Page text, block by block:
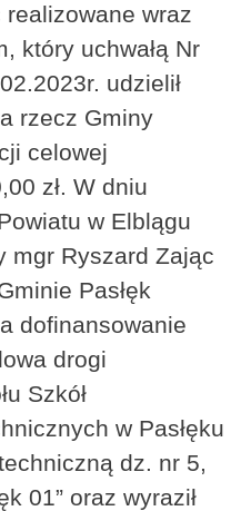
realizowane wraz
który uchwałą Nr
udzielił
rzecz Gminy
celowej
zł. W dniu
w Elblągu
mgr Ryszard Zając
Pasłęk
dofinansowanie
drogi
Szkół
w Pasłęku
dz. nr 5,
01” oraz wyraził